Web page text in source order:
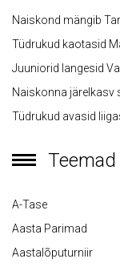
Naiskond mängib
Tüdrukud kaotasid
Juuniorid langesid
Naiskonna järelkasv
Tüdrukud avasid
Teemad
A-Tase
Aasta Parimad
Aastalõputurniir